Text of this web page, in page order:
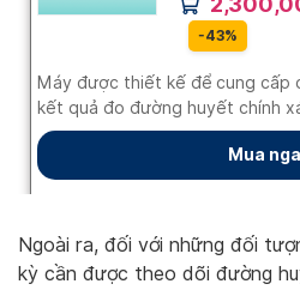
Ngoài ra, đối với những đối
kỳ cần được theo dõi đường